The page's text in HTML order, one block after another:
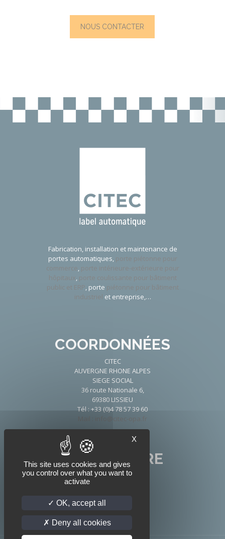
NOUS CONTACTER
Fabrication, installation et maintenance de
portes automatiques, porte piétonne pour
commerce, porte intérieure-extérieure pour
hôpitaux, porte coulissante pour bâtiment
public et ERP, porte piétonne pour bâtiment
industriel et entreprise,…
COORDONNÉES
CITEC
AUVERGNE RHONE ALPES
SIEGE SOCIAL
36 route Nationale 6,
69380 LISSIEU
Tél : +33 (0)4 78 57 39 60
Mail : info@citec-opa.fr
NOUS SUIVRE
X
This site uses cookies and gives
you control over what you want to
activate
OK, accept all
Deny all cookies